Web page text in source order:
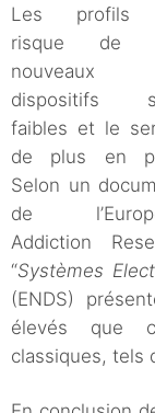
Les profils
risque de
nouveaux
dispositifs
faibles et le
de plus en
Selon un
de
Addiction
“Systèmes
(ENDS)
élevés que
classiques, tels